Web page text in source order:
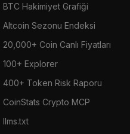
BTC Hakimiyet Grafiği
Altcoin Sezonu Endeksi
20,000+ Coin Canlı Fiyatları
100+ Explorer
400+ Token Risk Raporu
CoinStats Crypto MCP
llms.txt